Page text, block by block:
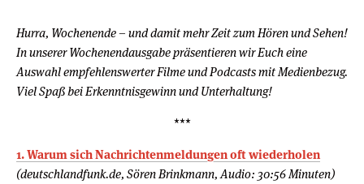
Hurra, Wochenende – und damit mehr Zeit zum Hören und Sehen!
In unserer Wochenendausgabe präsentieren wir Euch eine
Auswahl empfehlenswerter Filme und Podcasts mit Medienbezug.
Viel Spaß bei Erkenntnisgewinn und Unterhaltung!
***
1. Warum sich Nachrichtenmeldungen oft wiederholen
(deutschlandfunk.de, Sören Brinkmann, Audio: 30:56 Minuten)